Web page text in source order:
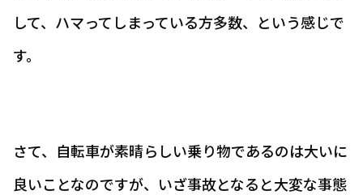
して、ハマってしまっている方多数、という感じで
す。
さて、自転車が素晴らしい乗り物であるのは大いに
良いことなのですが、いざ事故となると大変な事態